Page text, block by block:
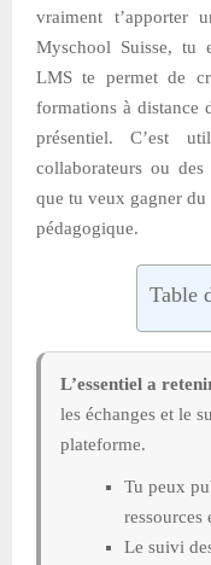
vraiment t’apporter
Myschool Suisse, tu
LMS te permet de
formations à distance
présentiel. C’est
collaborateurs ou
que tu veux gagner
pédagogique.
Table
L’essentiel a
les échanges et le
plateforme.
Tu peux
ressources
Le suivi